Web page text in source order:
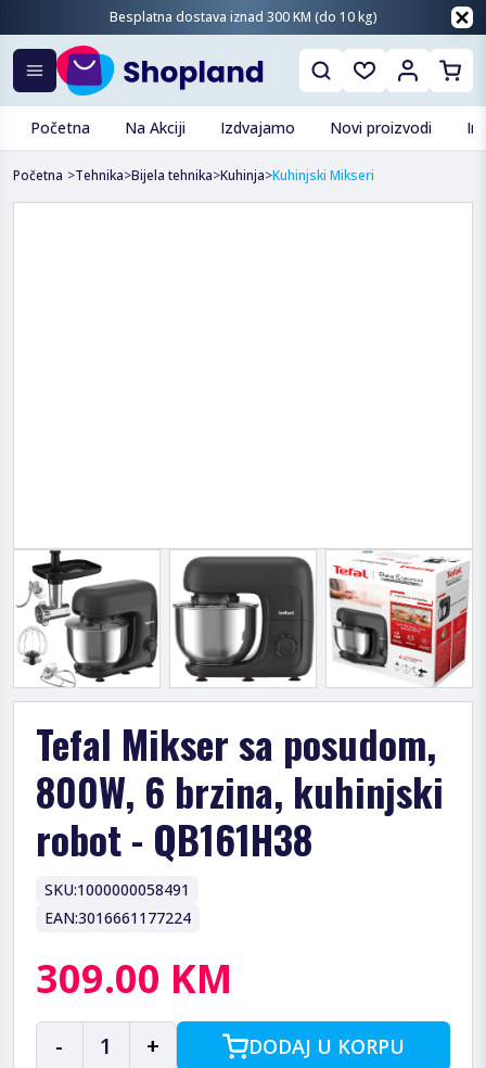
Besplatna dostava iznad 300 KM (do 10 kg)
Početna Na Akciji Izdvajamo Novi proizvodi
Početna >Tehnika>Bijela tehnika>Kuhinja>Kuhinjski Mikseri
Tefal Mikser sa posudom,
800W, 6 brzina, kuhinjski
robot - QB161H38
SKU:1000000058491
EAN:3016661177224
309.00 KM
- 1 + DODAJ U KORPU